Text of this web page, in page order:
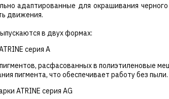
адаптированные для окрашивания
движения.
в двух формах:
серия A
расфасованных в полиэтиленовые
пигмента, что обеспечивает работу без пыли.
ATRINE серия AG